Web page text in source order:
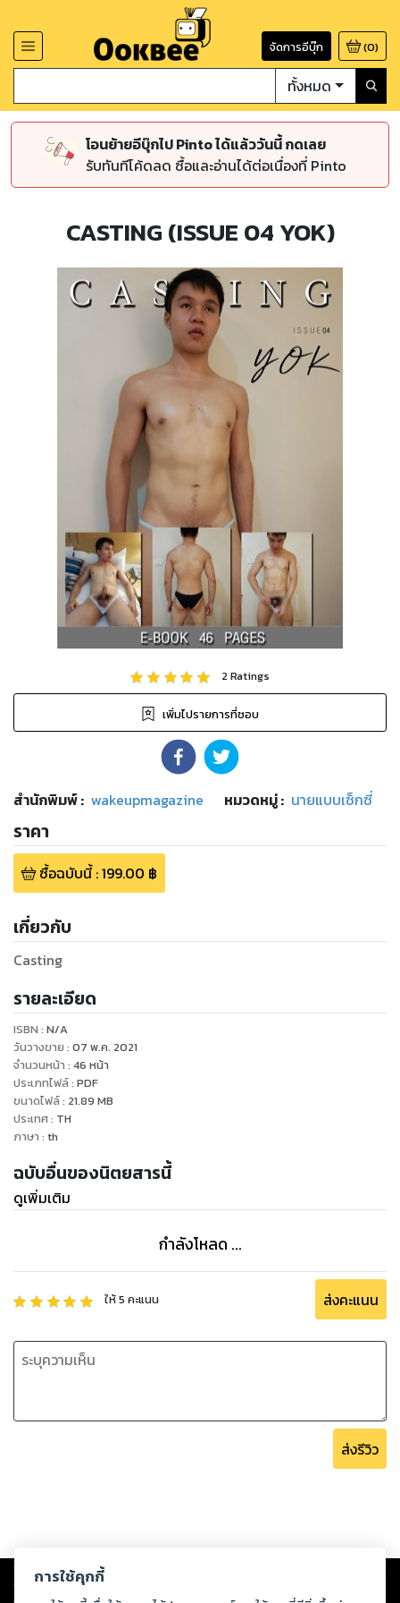
จัดการอีบุ๊ก (0)
ทั้งหมด
โอนย้ายอีบุ๊กไป Pinto ได้แล้ววันนี้ กดเลย
รับทันทีโค้ดลด ซื้อและอ่านได้ต่อเนื่องที่ Pinto
CASTING (ISSUE 04 YOK)
2Ratings
เพิ่มไปรายการที่ชอบ
สำนักพิมพ์: wakeupmagazine หมวดหมู่: นายแบบเซ็กซี่
ราคา
ซื้อฉบับนี้:199.00 ฿
เกี่ยวกับ
Casting
รายละเอียด
ISBN : N/A
วันวางขาย : 07 พ.ค. 2021
จำนวนหน้า : 46 หน้า
ประเภทไฟล์: PDF
ขนาดไฟล์: 21.89 MB
ประเทศ: TH
ภาษา : th
ฉบับอื่นของนิตยสารนี้
ดูเพิ่มเติม
กำลังโหลด ...
ให้5 คะแนน ส่งคะแนน
ส่งรีวิว
Copyright © 2026
ต่อผลงานหรือเนื้อหาใดที่อัปโหลดผ่านเว็บไซต์และปรากฏว่าละเมิดสิทธิใน
การใช้คุกกี้